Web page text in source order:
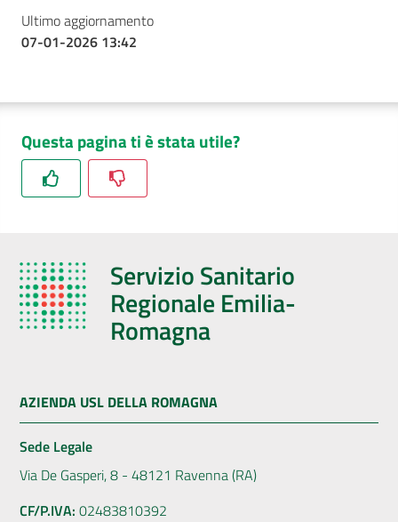
Ultimo aggiornamento
07-01-2026 13:42
Questa pagina ti è stata utile?
Servizio Sanitario
Regionale Emilia-
Romagna
AZIENDA USL DELLA ROMAGNA
Sede Legale
Via De Gasperi, 8 - 48121 Ravenna (RA)
CF/P.IVA: 02483810392